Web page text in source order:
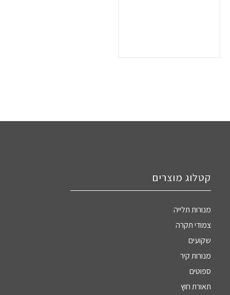
קטלוג מוצרים
מנורות תלייה
צמודי תקרה
שקועים
מנורות קיר
ספוטים
תאורת חוץ